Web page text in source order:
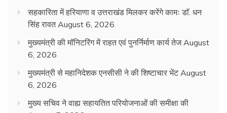
सहकारिता में हरियाणा व उत्तराखंड मिलकर करेंगे कामः डाॅ. धन
सिंह रावत August 6, 2026
मुख्यमंत्री की मॉनिटरिंग में राहत एवं पुनर्निर्माण कार्य तेज August
6, 2026
मुख्यमंत्री से महानिदेशक एनसीसी ने की शिष्टाचार भेंट August
6, 2026
मुख्य सचिव ने वाह्य सहायतित परियोजनाओं की समीक्षा की